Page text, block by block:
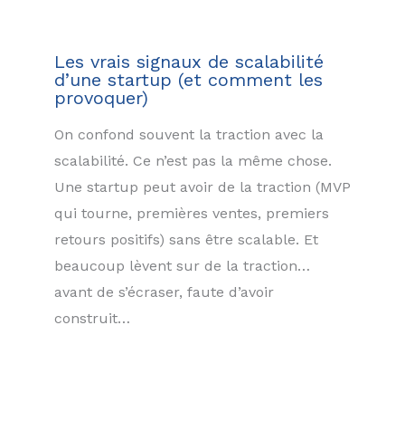
Les vrais signaux de scalabilité
d’une startup (et comment les
provoquer)
On confond souvent la traction avec la
scalabilité. Ce n’est pas la même chose.
Une startup peut avoir de la traction (MVP
qui tourne, premières ventes, premiers
retours positifs) sans être scalable. Et
beaucoup lèvent sur de la traction…
avant de s’écraser, faute d’avoir
construit…